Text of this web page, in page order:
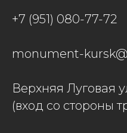
+7 (951) 080-77-72
monument-
Верхняя Луговая
(вход со стороны